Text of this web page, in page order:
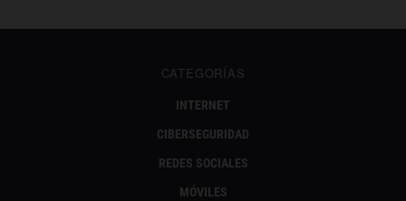
CATEGORÍAS
INTERNET
CIBERSEGURIDAD
REDES SOCIALES
MÓVILES